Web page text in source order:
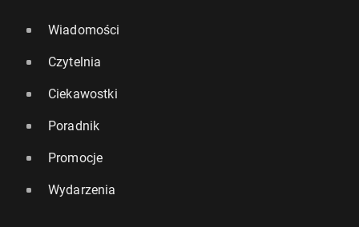
Wiadomości
Czytelnia
Ciekawostki
Poradnik
Promocje
Wydarzenia